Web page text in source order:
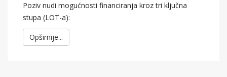
Poziv nudi mogućnosti financiranja kroz tri ključna
stupa (LOT-a):
Opširnije...